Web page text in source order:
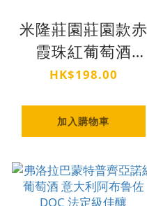
米隆莊園莊園款赤
霞珠紅葡萄酒
2021 年份
HK$198.00
加入購物車